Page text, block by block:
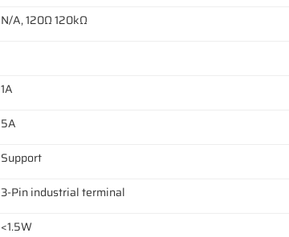
N/A, 120Ω 120kΩ
1A
5A
Support
3-Pin industrial terminal
<1.5W